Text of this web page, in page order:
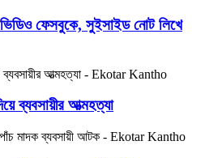
ভিডিও ফেসবুকে, সুইসাইড নোট লিখে
ব্যবসায়ীর আত্মহত্যা